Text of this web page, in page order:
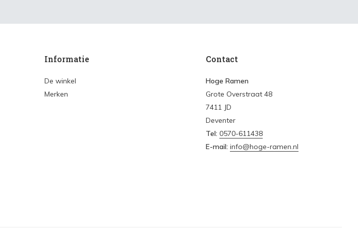
Informatie
De winkel
Merken
Contact
Hoge Ramen
Grote Overstraat 48
7411 JD
Deventer
Tel: 0570-611438
E-mail: info@hoge-ramen.nl